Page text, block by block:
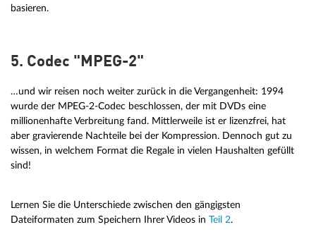
basieren.
5. Codec "MPEG-2"
…und wir reisen noch weiter zurück in die Vergangenheit: 1994
wurde der MPEG-2-Codec beschlossen, der mit DVDs eine
millionenhafte Verbreitung fand. Mittlerweile ist er lizenzfrei, hat
aber gravierende Nachteile bei der Kompression. Dennoch gut zu
wissen, in welchem Format die Regale in vielen Haushalten gefüllt
sind!
Lernen Sie die Unterschiede zwischen den gängigsten
Dateiformaten zum Speichern Ihrer Videos in Teil 2.